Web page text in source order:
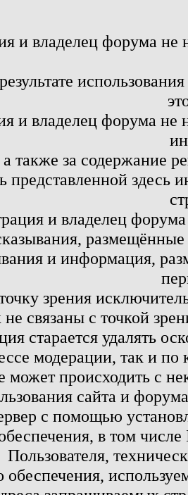
и владелец форума не
и владелец форума не
а также за содержание
представленной здесь
и владелец
и информация,
зрения
связаны с точкой
старается удалять
модерации, так и по
может происходить с
сайта и
с помощью
в том
Пользователя,